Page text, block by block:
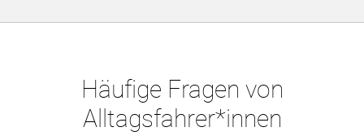
Häufige Fragen von
Alltagsfahrer*innen